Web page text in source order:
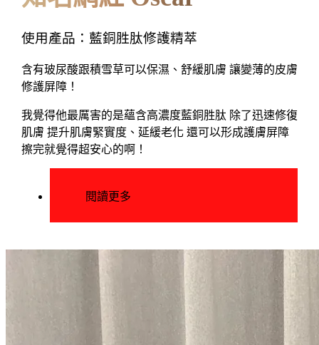
使用產品：藍銅胜肽修護精萃
含有玻尿酸跟積雪草可以保濕、舒緩肌膚 讓變薄的皮膚
修護屏障！
我覺得他最厲害的是蘊含高濃度藍銅胜肽 除了迅速修復
肌膚 提升肌膚緊實度、延緩老化 還可以形成護膚屏障
擦完就覺得超安心的啊！
閱讀更多